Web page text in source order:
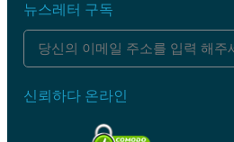
뉴스레터 구독
신뢰하다 온라인